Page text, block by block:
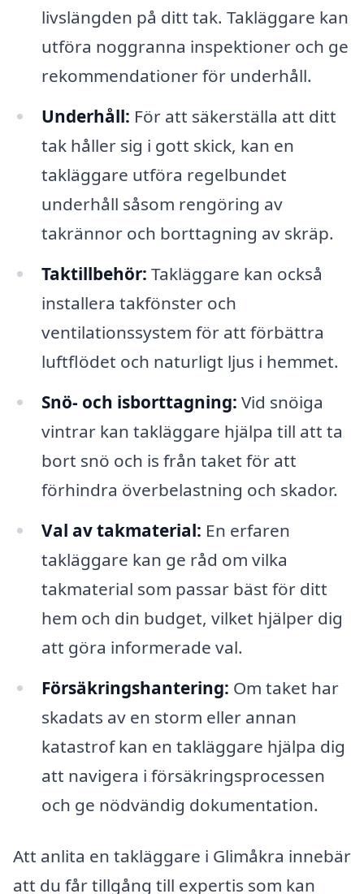
livslängden på ditt tak. Takläggare kan
utföra noggranna inspektioner och ge
rekommendationer för underhåll.
Underhåll: För att säkerställa att ditt
tak håller sig i gott skick, kan en
takläggare utföra regelbundet
underhåll såsom rengöring av
takrännor och borttagning av skräp.
Taktillbehör: Takläggare kan också
installera takfönster och
ventilationssystem för att förbättra
luftflödet och naturligt ljus i hemmet.
Snö- och isborttagning: Vid snöiga
vintrar kan takläggare hjälpa till att ta
bort snö och is från taket för att
förhindra överbelastning och skador.
Val av takmaterial: En erfaren
takläggare kan ge råd om vilka
takmaterial som passar bäst för ditt
hem och din budget, vilket hjälper dig
att göra informerade val.
Försäkringshantering: Om taket har
skadats av en storm eller annan
katastrof kan en takläggare hjälpa dig
att navigera i försäkringsprocessen
och ge nödvändig dokumentation.
Att anlita en takläggare i Glimåkra innebär
att du får tillgång till expertis som kan